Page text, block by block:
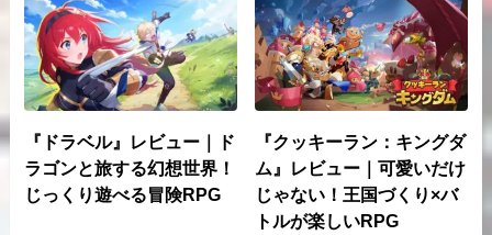
『ドラベル』レビュー｜ド
ラゴンと旅する幻想世界！
じっくり遊べる冒険RPG
『クッキーラン：キングダ
ム』レビュー｜可愛いだけ
じゃない！王国づくり×バ
トルが楽しいRPG